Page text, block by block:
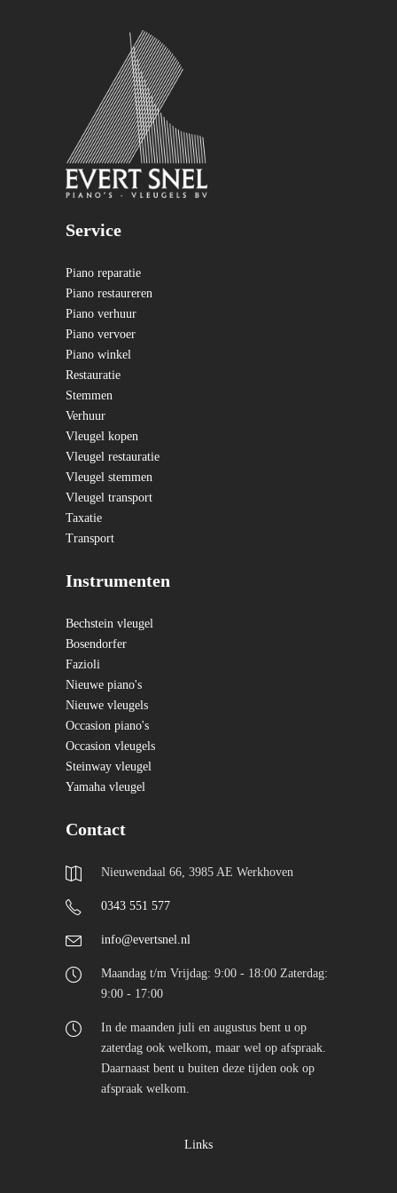
Service
Piano reparatie
Piano restaureren
Piano verhuur
Piano vervoer
Piano winkel
Restauratie
Stemmen
Verhuur
Vleugel kopen
Vleugel restauratie
Vleugel stemmen
Vleugel transport
Taxatie
Transport
Instrumenten
Bechstein vleugel
Bosendorfer
Fazioli
Nieuwe piano's
Nieuwe vleugels
Occasion piano's
Occasion vleugels
Steinway vleugel
Yamaha vleugel
Contact
Nieuwendaal 66, 3985 AE Werkhoven
0343 551 577
info@evertsnel.nl
Maandag t/m Vrijdag: 9:00 - 18:00 Zaterdag:
9:00 - 17:00
In de maanden juli en augustus bent u op
zaterdag ook welkom, maar wel op afspraak.
Daarnaast bent u buiten deze tijden ook op
afspraak welkom.
Links